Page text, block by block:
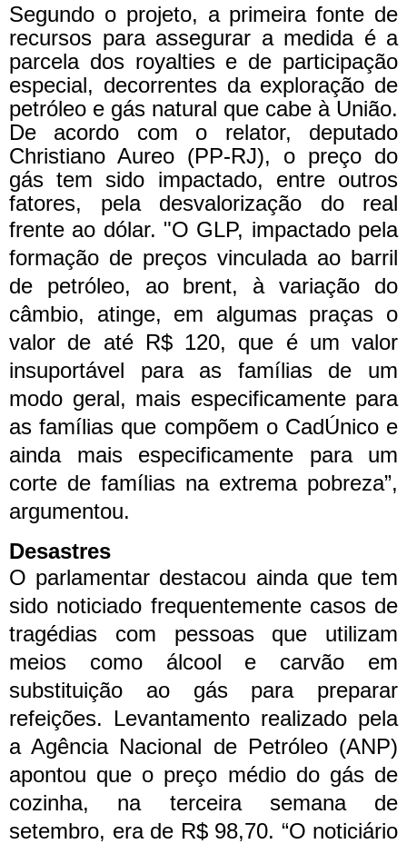
Segundo o projeto, a primeira fonte de
recursos para assegurar a medida é a
parcela dos royalties e de participação
especial, decorrentes da exploração de
petróleo e gás natural que cabe à União.
De acordo com o relator, deputado
Christiano Aureo (PP-RJ), o preço do
gás tem sido impactado, entre outros
fatores, pela desvalorização do real
frente ao dólar. "O GLP, impactado pela
formação de preços vinculada ao barril
de petróleo, ao brent, à variação do
câmbio, atinge, em algumas praças o
valor de até R$ 120, que é um valor
insuportável para as famílias de um
modo geral, mais especificamente para
as famílias que compõem o CadÚnico e
ainda mais especificamente para um
corte de famílias na extrema pobreza”,
argumentou.
Desastres
O parlamentar destacou ainda que tem
sido noticiado frequentemente casos de
tragédias com pessoas que utilizam
meios como álcool e carvão em
substituição ao gás para preparar
refeições. Levantamento realizado pela
a Agência Nacional de Petróleo (ANP)
apontou que o preço médio do gás de
cozinha, na terceira semana de
setembro, era de R$ 98,70. “O noticiário